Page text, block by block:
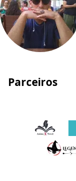
Parceiros